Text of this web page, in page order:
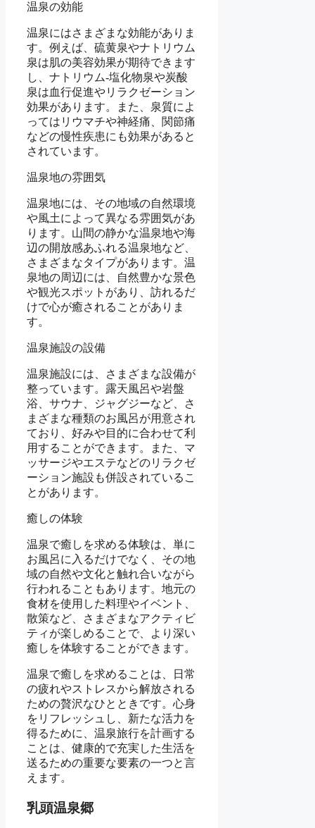
温泉の効能
温泉にはさまざまな効能がありま
す。例えば、硫黄泉やナトリウム
泉は肌の美容効果が期待できます
し、ナトリウム-塩化物泉や炭酸
泉は血行促進やリラクゼーション
効果があります。また、泉質によ
ってはリウマチや神経痛、関節痛
などの慢性疾患にも効果があると
されています。
温泉地の雰囲気
温泉地には、その地域の自然環境
や風土によって異なる雰囲気があ
ります。山間の静かな温泉地や海
辺の開放感あふれる温泉地など、
さまざまなタイプがあります。温
泉地の周辺には、自然豊かな景色
や観光スポットがあり、訪れるだ
けで心が癒されることがありま
す。
温泉施設の設備
温泉施設には、さまざまな設備が
整っています。露天風呂や岩盤
浴、サウナ、ジャグジーなど、さ
まざまな種類のお風呂が用意され
ており、好みや目的に合わせて利
用することができます。また、マ
ッサージやエステなどのリラクゼ
ーション施設も併設されているこ
とがあります。
癒しの体験
温泉で癒しを求める体験は、単に
お風呂に入るだけでなく、その地
域の自然や文化と触れ合いながら
行われることもあります。地元の
食材を使用した料理やイベント、
散策など、さまざまなアクティビ
ティが楽しめることで、より深い
癒しを体験することができます。
温泉で癒しを求めることは、日常
の疲れやストレスから解放される
ための贅沢なひとときです。心身
をリフレッシュし、新たな活力を
得るために、温泉旅行を計画する
ことは、健康的で充実した生活を
送るための重要な要素の一つと言
えます。
乳頭温泉郷